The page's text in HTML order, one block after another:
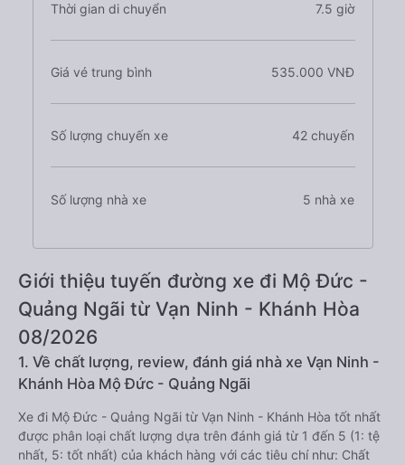
Thời gian di chuyển 7.5 giờ
Giá vé trung bình 535.000 VNĐ
Số lượng chuyến xe 42 chuyến
Số lượng nhà xe 5 nhà xe
Giới thiệu tuyến đường xe đi Mộ Đức -
Quảng Ngãi từ Vạn Ninh - Khánh Hòa
08/2026
1. Về chất lượng, review, đánh giá nhà xe Vạn Ninh -
Khánh Hòa Mộ Đức - Quảng Ngãi
Xe đi Mộ Đức - Quảng Ngãi từ Vạn Ninh - Khánh Hòa tốt nhất
được phân loại chất lượng dựa trên đánh giá từ 1 đến 5 (1: tệ
nhất, 5: tốt nhất) của khách hàng với các tiêu chí như: Chất